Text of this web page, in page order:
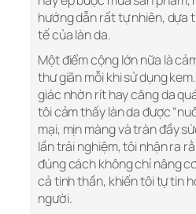
hướng dẫn rất tự nhiên, dựa
tế của làn da.
Một điểm cộng lớn nữa là
thư giãn mỗi khi sử dụng
giác nhờn rít hay căng da
tôi cảm thấy làn da được
mại, mịn màng và tràn đầy
lần trải nghiệm, tôi nhận ra
đúng cách không chỉ nâng
cả tinh thần, khiến tôi tự tin
người.